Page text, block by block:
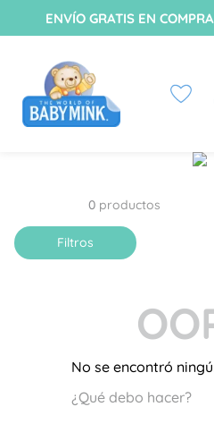
ENVÍO GRATIS EN
0 productos
Filtros
No se encontró
¿Qué debo hacer?